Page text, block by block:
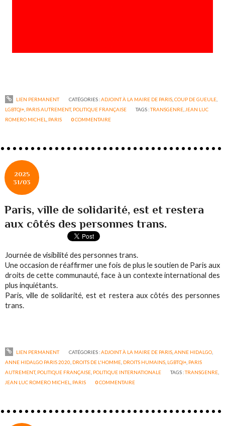
LIEN PERMANENT CATÉGORIES :ADJOINT À LA MAIRE DE PARIS,COUP DE GUEULE,
LGBTQI+, PARIS AUTREMENT, POLITIQUE FRANÇAISE TAGS :TRANSGENRE,JEAN LUC
ROMERO MICHEL, PARIS 0COMMENTAIRE
2025
31/03
Paris, ville de solidarité, est et restera
aux côtés des personnes trans.
Journée de visibilité des personnes trans.
Une occasion de réaffirmer une fois de plus le soutien de Paris aux
droits de cette communauté, face à un contexte international des
plus inquiétants.
Paris, ville de solidarité, est et restera aux côtés des personnes
trans.
LIEN PERMANENT CATÉGORIES :ADJOINT À LA MAIRE DE PARIS, ANNE HIDALGO,
ANNE HIDALGO PARIS 2020 DROITS DE L'HOMME DROITS HUMAINS LGBTQI+ PARIS
AUTREMENT, POLITIQUE FRANÇAISE POLITIQUE INTERNATIONALE TAGS :TRANSGENRE
JEAN LUC ROMERO MICHEL
PARIS 0COMMENTAIRE